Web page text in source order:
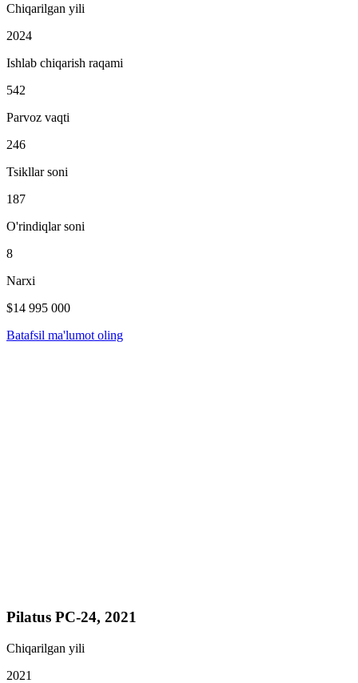
Chiqarilgan yili
2024
Ishlab chiqarish raqami
542
Parvoz vaqti
246
Tsikllar soni
187
O'rindiqlar soni
8
Narxi
$14 995 000
Batafsil ma'lumot oling
Pilatus PC-24, 2021
Chiqarilgan yili
2021